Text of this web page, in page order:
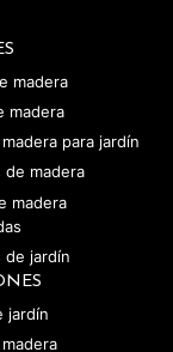
madera
madera
para jardín
de madera
madera
de jardín
jardín